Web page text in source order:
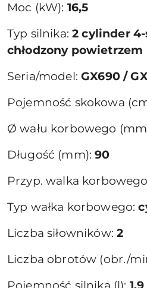
Moc (kW): 16,5
Typ silnika:2 cylinder
chłodzony powietrzem
Seria/model:GX690 /
Pojemność skokowa
Ø wału korbowego
Długość (mm):90
Przyp. walka
Typ wałka korbowego:
Liczba siłowników:2
Liczba obrotów (obr./